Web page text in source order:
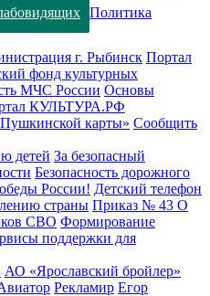
Политика
г. Рыбинск Портал
фонд культурных
МЧС России Основы
КУЛЬТУРА.РФ
карты» Сообщить
детей За безопасный
Безопасность дорожного
России! Детский телефон
страны Приказ № 43 О
СВО Формирование
поддержки для
АО «Ярославский бройлер»
Рекламир Егор